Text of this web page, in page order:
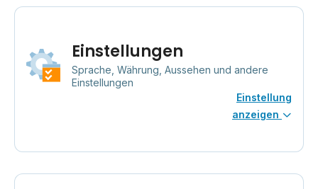
Einstellungen
Sprache, Währung, Aussehen und andere
Einstellungen
Einstellung
anzeigen